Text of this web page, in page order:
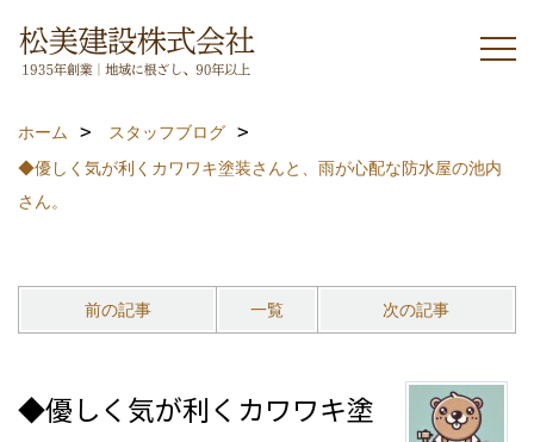
ホーム
スタッフブログ
◆優しく気が利くカワワキ塗装さんと、雨が心配な防水屋の池内
さん。
前の記事 一覧 次の記事
◆優しく気が利くカワワキ塗